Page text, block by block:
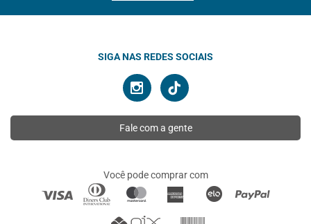
SIGA NAS REDES SOCIAIS
Fale com a gente
Você pode comprar com